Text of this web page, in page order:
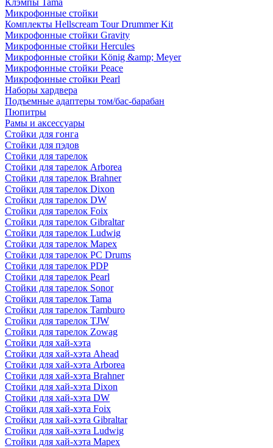
Клэмпы Tama
Микрофонные стойки
Комплекты Hellscream Tour Drummer Kit
Микрофонные стойки Gravity
Микрофонные стойки Hercules
Микрофонные стойки König &amp; Meyer
Микрофонные стойки Peace
Микрофонные стойки Pearl
Наборы хардвера
Подъемные адаптеры том/бас-барабан
Пюпитры
Рамы и аксессуары
Стойки для гонга
Стойки для пэдов
Стойки для тарелок
Стойки для тарелок Arborea
Стойки для тарелок Brahner
Стойки для тарелок Dixon
Стойки для тарелок DW
Стойки для тарелок Foix
Стойки для тарелок Gibraltar
Стойки для тарелок Ludwig
Стойки для тарелок Mapex
Стойки для тарелок PC Drums
Стойки для тарелок PDP
Стойки для тарелок Pearl
Стойки для тарелок Sonor
Стойки для тарелок Tama
Стойки для тарелок Tamburo
Стойки для тарелок TJW
Стойки для тарелок Zowag
Стойки для хай-хэта
Стойки для хай-хэта Ahead
Стойки для хай-хэта Arborea
Стойки для хай-хэта Brahner
Стойки для хай-хэта Dixon
Стойки для хай-хэта DW
Стойки для хай-хэта Foix
Стойки для хай-хэта Gibraltar
Стойки для хай-хэта Ludwig
Стойки для хай-хэта Mapex